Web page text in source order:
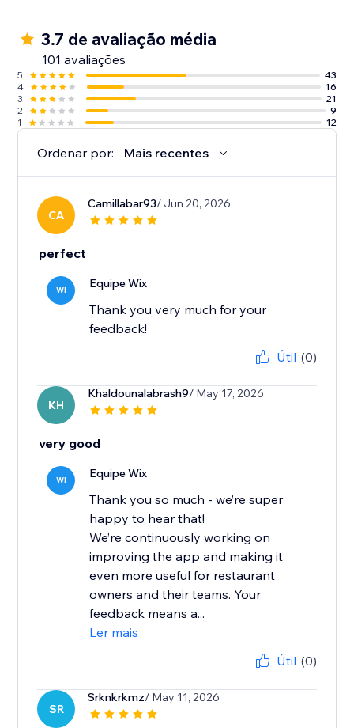
3.7 de avaliação média
101 avaliações
5
43
4
16
3
21
2
9
1
12
Ordenar por: Mais recentes
CA
Camillabar93/ Jun 20, 2026
perfect
WI Equipe Wix
Thank you very much for your
feedback!
Útil (0)
KH
Khaldounalabrash9/ May 17, 2026
very good
WI Equipe Wix
Thank you so much - we’re super
happy to hear that!
We’re continuously working on
improving the app and making it
even more useful for restaurant
owners and their teams. Your
feedback means a...
Ler mais
Útil (0)
SR
Srknkrkmz/ May 11, 2026